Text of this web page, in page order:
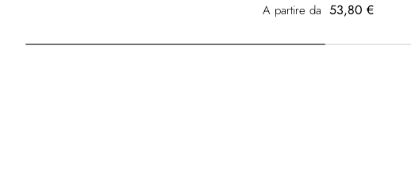
A partire da 53,80 €